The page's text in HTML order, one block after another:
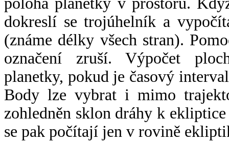
dokreslí se trojúhelník a
(známe délky všech stran).
označení zruší. Výpočet
planetky, pokud je časový
Body lze vybrat i mimo
zohledněn sklon dráhy k
se pak počítají jen v rovině